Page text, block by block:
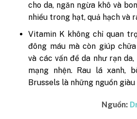
cho da, ngăn ngừa khô và
nhiều trong hạt, quả hạch và
Vitamin K không chỉ quan
đông máu mà còn giúp
và các vấn đề da như rạn
mạng nhện. Rau lá xanh,
Brussels là những nguồn
Nguồn: